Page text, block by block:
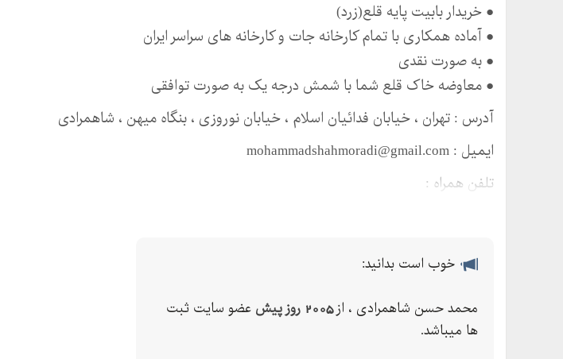
● خریدار بابیت پایه قلع(زرد)
● آماده همکاری با تمام کارخانه جات و کارخانه های سراسر ایران
● به صورت نقدی
● معاوضه خاک قلع شما با شمش درجه یک به صورت توافقی
آدرس : تهران ، خیابان فدائیان اسلام ، خیابان نوروزی ، بنگاه میهن ، شاهمرادی
ایمیل : mohammadshahmoradi@gmail.com
تلفن همراه :
قلع٪
شمش قلع
بابیت
خوب است بدانید:
محمد حسن شاهمرادی ، از2005 روز پیش
عضو سایت ثبت
ها میباشد.